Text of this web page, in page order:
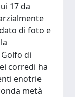
17 da
di foto e
di
corredi ha
enotrie
metà